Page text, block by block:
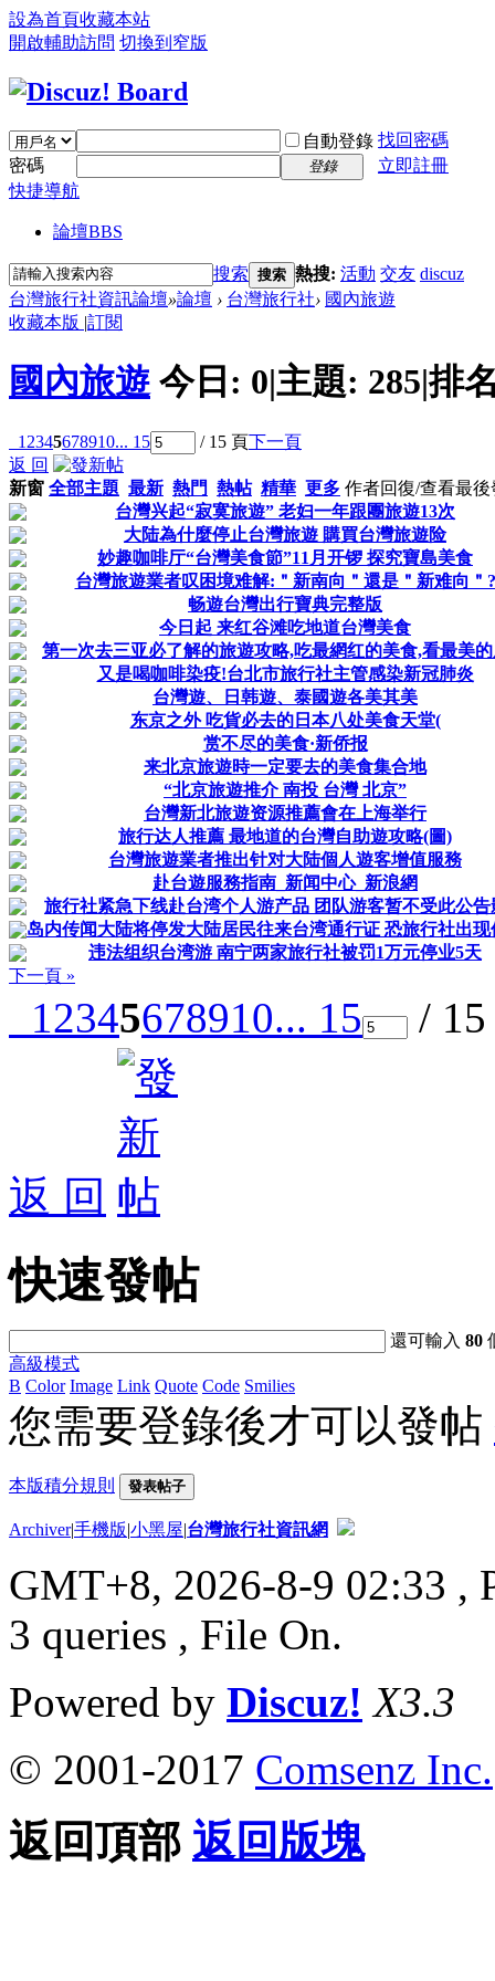
設為首頁收藏本站
開啟輔助訪問 切換到窄版
自動登錄 找回密碼
密碼
登錄
立即註冊
快捷導航
論壇BBS
搜索 搜索 熱搜: 活動 交友 discuz
台灣旅行社資訊論壇»論壇 › 台灣旅行社› 國內旅遊
收藏本版 |訂閱
國內旅遊 今日: 0|主題: 285|排
1 2345678910... 15 / 15 頁下一頁
返 回
新窗 全部主題 最新 熱門 熱帖 精華 更多 作者回復/查看最後
台灣兴起“寂寞旅遊” 老妇一年跟團旅遊13次
大陆為什麼停止台灣旅遊 購買台灣旅遊险
妙趣咖啡厅“台灣美食節”11月开锣 探究寶島美食
台灣旅遊業者叹困境难解:＂新南向＂還是＂新难向＂?
畅遊台灣出行寶典完整版
今日起 来红谷滩吃地道台灣美食
第一次去三亚必了解的旅遊攻略,吃最網红的美食,看最美
又是喝咖啡染疫!台北市旅行社主管感染新冠肺炎
台灣遊、日韩遊、泰國遊各美其美
东京之外 吃貨必去的日本八处美食天堂(
赏不尽的美食·新侨报
来北京旅遊時一定要去的美食集合地
“北京旅遊推介 南投 台灣 北京”
台灣新北旅遊资源推薦會在上海举行
旅行达人推薦 最地道的台灣自助遊攻略(圖)
台灣旅遊業者推出针对大陆個人遊客增值服務
赴台遊服務指南_新闻中心_新浪網
旅行社紧急下线赴台湾个人游产品 团队游客暂不受此公告
岛内传闻大陆将停发大陆居民往来台湾通行证 恐旅行社出现
违法组织台湾游 南宁两家旅行社被罚1万元停业5天
下一頁 »
12345678910... 15 /
返 回
快速發帖
還可輸入80
高級模式
B Color Image Link Quote Code Smilies
您需要登錄後才可以發帖
本版積分規則 發表帖子
Archiver|手機版|小黑屋|台灣旅行社資訊網
GMT+8, 2026-8-9 02:33 ,
3 queries , File On.
Powered by Discuz! X3.3
© 2001-2017 Comsenz Inc.
返回頂部 返回版塊